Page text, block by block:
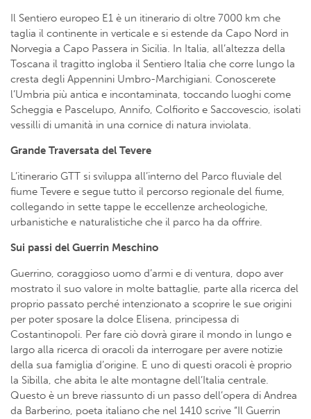
Il Sentiero europeo E1 è un itinerario di oltre 7000 km che
taglia il continente in verticale e si estende da Capo Nord in
Norvegia a Capo Passera in Sicilia. In Italia, all’altezza della
Toscana il tragitto ingloba il Sentiero Italia che corre lungo la
cresta degli Appennini Umbro-Marchigiani. Conoscerete
l’Umbria più antica e incontaminata, toccando luoghi come
Scheggia e Pascelupo, Annifo, Colfiorito e Saccovescio, isolati
vessilli di umanità in una cornice di natura inviolata.
Grande Traversata del Tevere
L’itinerario GTT si sviluppa all’interno del Parco fluviale del
fiume Tevere e segue tutto il percorso regionale del fiume,
collegando in sette tappe le eccellenze archeologiche,
urbanistiche e naturalistiche che il parco ha da offrire.
Sui passi del Guerrin Meschino
Guerrino, coraggioso uomo d’armi e di ventura, dopo aver
mostrato il suo valore in molte battaglie, parte alla ricerca del
proprio passato perché intenzionato a scoprire le sue origini
per poter sposare la dolce Elisena, principessa di
Costantinopoli. Per fare ciò dovrà girare il mondo in lungo e
largo alla ricerca di oracoli da interrogare per avere notizie
della sua famiglia d’origine. E uno di questi oracoli è proprio
la Sibilla, che abita le alte montagne dell’Italia centrale.
Questo è un breve riassunto di un passo dell’opera di Andrea
da Barberino, poeta italiano che nel 1410 scrive “Il Guerrin